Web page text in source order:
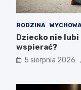
RODZINA
Dziecko nie lubi
wspierać?
5 sierpnia 2026